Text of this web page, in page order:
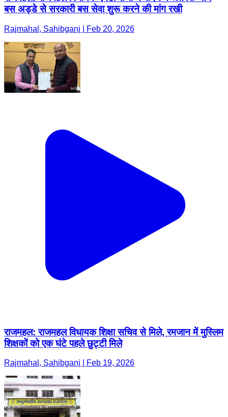
बस अड्डे से सरकारी बस सेवा शुरू करने की मांग रखी
Rajmahal, Sahibganj | Feb 20, 2026
राजमहल: राजमहल विधायक शिक्षा सचिव से मिले, रमजान में मुस्लिम
शिक्षकों को एक घंटे पहले छुट्टी मिले
Rajmahal, Sahibganj | Feb 19, 2026